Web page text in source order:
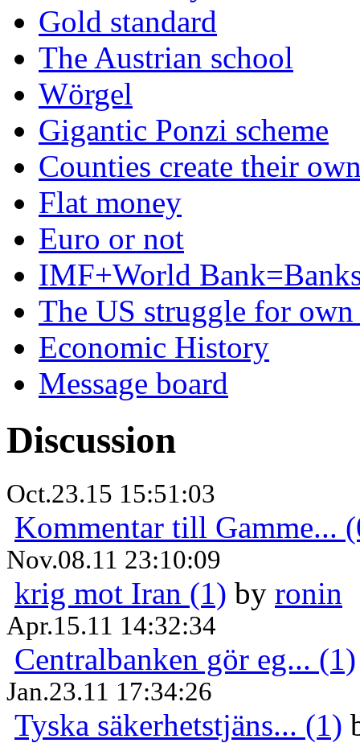
Gold standard
The Austrian school
Wörgel
Gigantic Ponzi scheme
Counties create their
Flat money
Euro or not
IMF+World
The US struggle for
Economic History
Message board
Discussion
Oct.23.15 15:51:03
Kommentar till Gamme...
Nov.08.11 23:10:09
krig mot Iran (1) by ronin
Apr.15.11 14:32:34
Centralbanken gör eg... (1)
Jan.23.11 17:34:26
Tyska säkerhetstjäns... (1)